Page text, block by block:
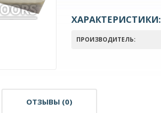
ХАРАКТЕРИСТИКИ:
ПРОИЗВОДИТЕЛЬ:
ОТЗЫВЫ (0)